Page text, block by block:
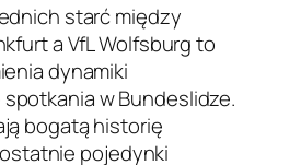
starć między
a VfL Wolfsburg to
dynamiki
w Bundeslidze.
bogatą historię
pojedynki